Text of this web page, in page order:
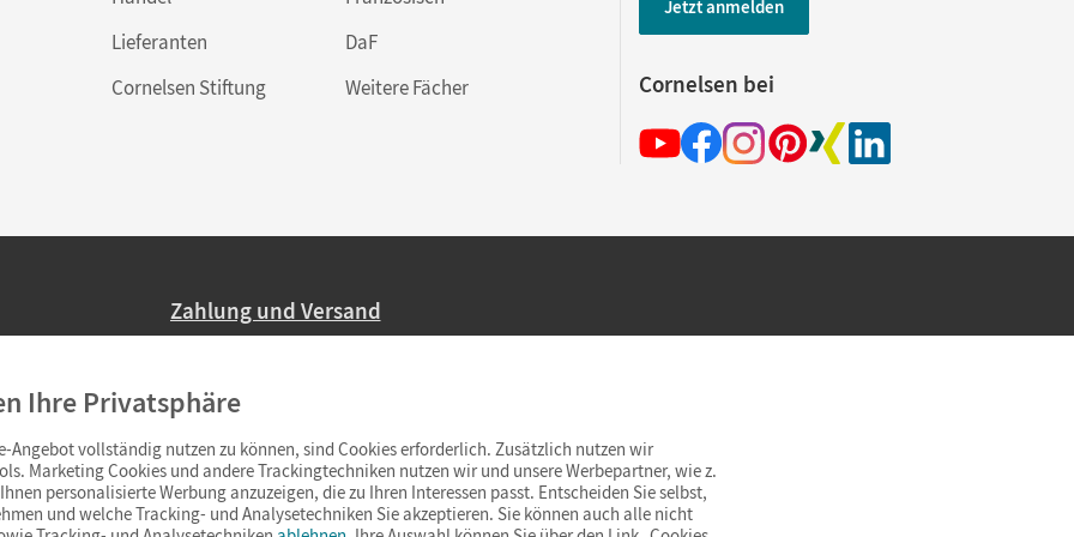
Lieferanten
Cornelsen Stiftung
DaF
Weitere Fächer
Jetzt anmelden
Cornelsen bei
Zahlung und Versand
Ab 59,– EUR Bestellwert liefern wir versandkostenfrei innerhalb Deutschlands
(Lieferung in 3–6 Tagen).
Ihre Privatsphäre
Angebot vollständig nutzen zu können, sind Cookies erforderlich. Zusätzlich nutzen wir
Marketing Cookies und andere Trackingtechniken nutzen wir und unsere Werbepartner, wie z.
personalisierte Werbung anzuzeigen, die zu Ihren Interessen passt. Entscheiden Sie selbst,
und welche Tracking- und Analysetechniken Sie akzeptieren. Sie können auch alle nicht